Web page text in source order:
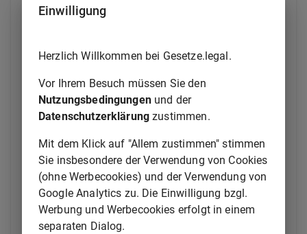
Ablauf eines Monats nach Unanfechtbarkeit des
Rücktrittsrecht sind die §§ 346 bis 349 und 351 des
Bürgerlichen Gesetzbuchs entsprechend
anzuwenden. Tritt der Verkäufer vom Vertrag zurück,
trägt die Gemeinde die Kosten des Vertrags auf der
Vertrag nicht zurück, erlischt nach Ablauf der
Rücktrittsfrist nach Satz 2 die Pflicht des Verkäufers
aus dem Kaufvertrag, der Gemeinde das Eigentum an
dem Grundstück zu übertragen. In diesem Falle geht
das Eigentum an dem Grundstück auf die Gemeinde
über, wenn auf Ersuchen der Gemeinde der Übergang
Einwilligung
Herzlich Willkommen bei Gesetze.legal.
Vor Ihrem Besuch müssen Sie den
Nutzungsbedingungenund der
Datenschutzerklärung zustimmen.
Mit dem Klick auf "Allem zustimmen" stimmen
Sie insbesondere der Verwendung von Cookies
(ohne Werbecookies) und der Verwendung von
Google Analytics zu. Die Einwilligung bzgl.
Werbung und Werbecookies erfolgt in einem
separaten Dialog.